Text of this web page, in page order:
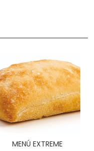
MENÚ EXTREME